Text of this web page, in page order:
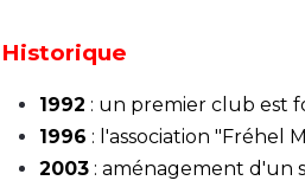
Historique
1992 : un premier club est
1996 : l'association "Fréhel
2003 : aménagement d'un